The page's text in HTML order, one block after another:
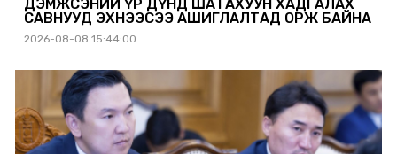
ДЭМЖСЭНИЙ ҮР ДҮНД ШАТАХУУН ХАДГАЛАХ
САВНУУД ЭХНЭЭСЭЭ АШИГЛАЛТАД ОРЖ БАЙНА
2026-08-08 15:44:00